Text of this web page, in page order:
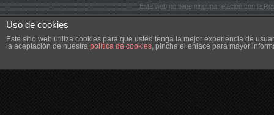
Esta web no tiene ninguna relación con la
Uso de cookies
Este sitio web utiliza cookies para que usted tenga la mejor experiencia de
la aceptación de nuestra política de cookies, pinche el enlace para mayor